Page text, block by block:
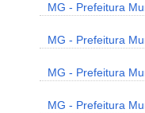
MG - Prefeitura
MG - Prefeitura
MG - Prefeitura
MG - Prefeitura